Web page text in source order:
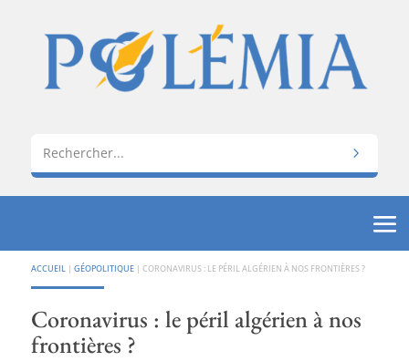
ACCUEIL | GÉOPOLITIQUE| CORONAVIRUS : LE PÉRIL ALGÉRIEN À NOS FRONTIÈRES ?
Coronavirus : le péril algérien à nos
frontières ?